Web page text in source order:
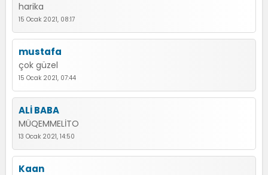
harika
15 Ocak 2021, 08:17
mustafa
çok güzel
15 Ocak 2021, 07:44
ALİ BABA
MÜQEMMELİTO
13 Ocak 2021, 14:50
Kaan